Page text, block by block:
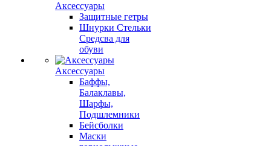
Аксессуары
Защитные гетры
Шнурки Стельки
Средсва для
обуви
Аксессуары
Баффы,
Балаклавы,
Шарфы,
Подшлемники
Бейсболки
Маски